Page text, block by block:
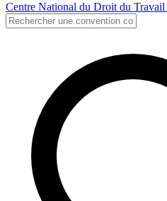
Centre National du Droit du Travail